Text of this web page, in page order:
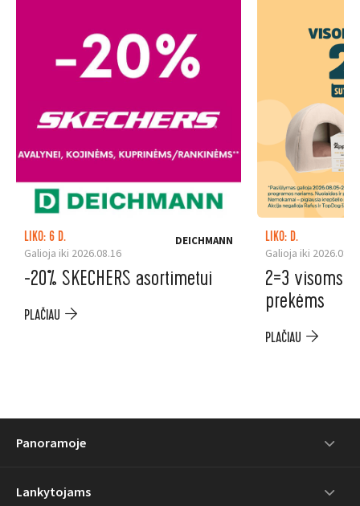
LIKO: 6 D.
Galioja iki 2026.08.16
DEICHMANN
-20% SKECHERS asortimetui
PLAČIAU
LIKO: D.
Galioja iki
2=3 visoms
prekėms
PLAČIAU
Panoramoje
Lankytojams